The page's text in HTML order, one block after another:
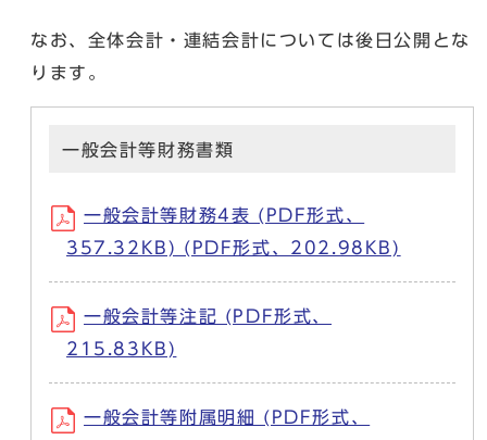
なお、全体会計・連結会計については後日公開とな
ります。
一般会計等財務書類
一般会計等財務4表 (PDF形式、
357.32KB) (PDF形式、202.98KB)
一般会計等注記 (PDF形式、
215.83KB)
一般会計等附属明細 (PDF形式、